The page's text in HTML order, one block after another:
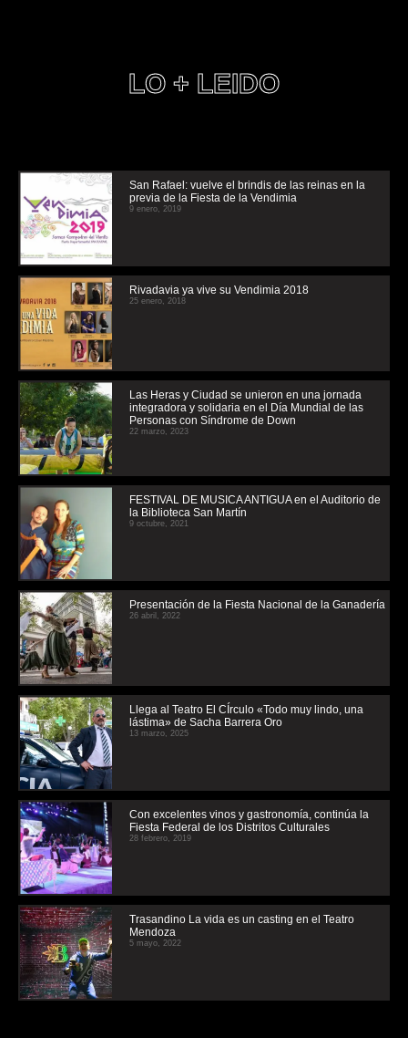
LO + LEIDO
San Rafael: vuelve el brindis de las reinas en la
previa de la Fiesta de la Vendimia
9 enero, 2019
Rivadavia ya vive su Vendimia 2018
25 enero, 2018
Las Heras y Ciudad se unieron en una jornada
integradora y solidaria en el Día Mundial de las
Personas con Síndrome de Down
22 marzo, 2023
FESTIVAL DE MUSICA ANTIGUA en el Auditorio de
la Biblioteca San Martín
9 octubre, 2021
Presentación de la Fiesta Nacional de la Ganadería
26 abril, 2022
Llega al Teatro El CÍrculo «Todo muy lindo, una
lástima» de Sacha Barrera Oro
13 marzo, 2025
Con excelentes vinos y gastronomía, continúa la
Fiesta Federal de los Distritos Culturales
28 febrero, 2019
Trasandino La vida es un casting en el Teatro
Mendoza
5 mayo, 2022